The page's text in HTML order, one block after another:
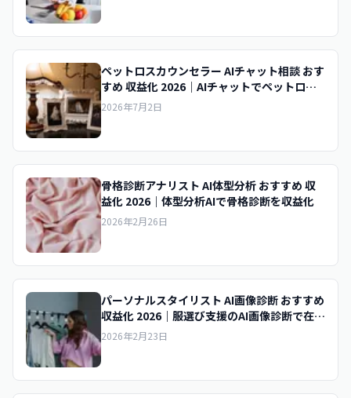
ペットロスカウンセラー AIチャット相談 おす
すめ 収益化 2026｜AIチャットでペットロス
相談を収益化
2026年7月2日
骨格診断アナリスト AI体型分析 おすすめ 収
益化 2026｜体型分析AIで骨格診断を収益化
2026年2月26日
パーソナルスタイリスト AI画像診断 おすすめ
収益化 2026｜服選び支援のAI画像診断で在宅
収益化
2026年2月23日